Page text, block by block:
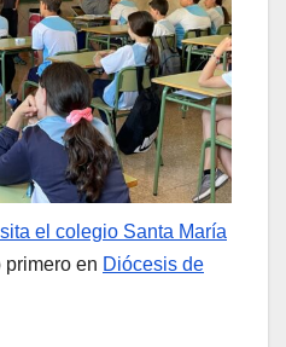
el colegio Santa María
primero en Diócesis de